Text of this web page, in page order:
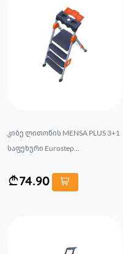
კიბე ლითონის MENSA PLUS 3+1
საფეხური Eurostep...
74.90